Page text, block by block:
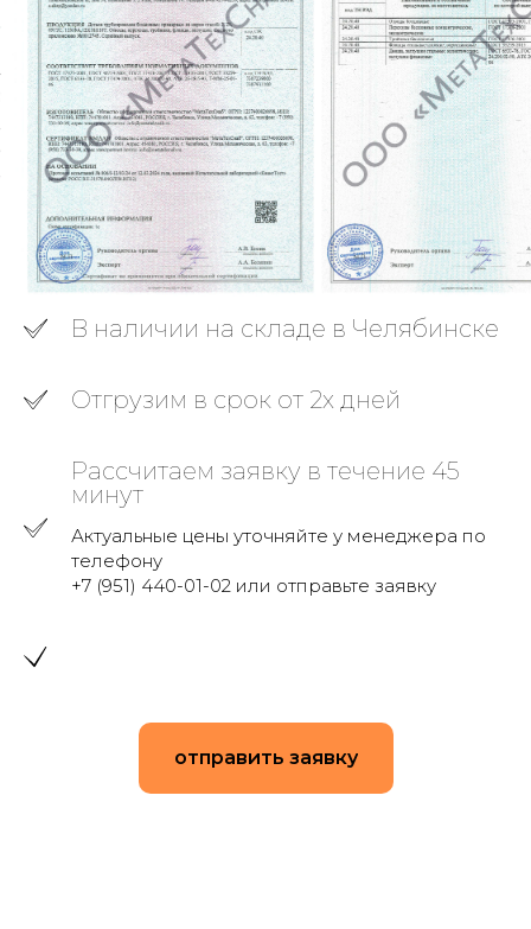
В наличии на складе в Челябинске
Отгрузим в срок от 2х дней
Рассчитаем заявку в течение 45
минут
Актуальные цены уточняйте у менеджера по
телефону
+7 (951) 440-01-02 или отправьте заявку
отправить заявку